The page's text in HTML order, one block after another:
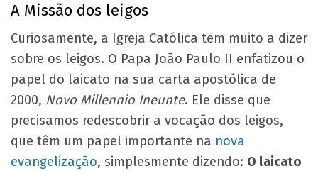
A Missão dos leigos
Curiosamente, a Igreja Católica tem muito a dizer
sobre os leigos. O Papa João Paulo II enfatizou o
papel do laicato na sua carta apostólica de
2000, Novo Millennio Ineunte. Ele disse que
precisamos redescobrir a vocação dos leigos,
que têm um papel importante na nova
evangelização, simplesmente dizendo: O laicato